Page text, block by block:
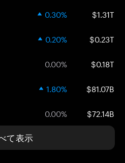
0.30% $1.31T
0.20% $0.23T
0.00% $0.18T
1.80% $81.07B
0.00% $72.14B
て表示